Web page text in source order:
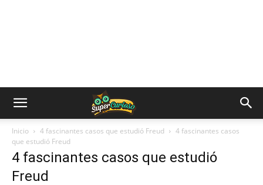
Inicio 4 fascinantes casos que estudió Freud
4 fascinantes casos
que estudió Freud
4 fascinantes casos que estudió
Freud